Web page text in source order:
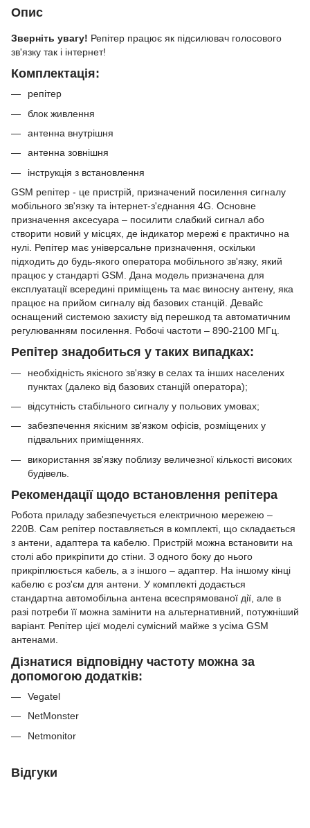
Опис
Зверніть увагу! Репітер працює як підсилювач голосового
зв'язку так і інтернет!
Комплектація:
репітер
блок живлення
антенна внутрішня
антенна зовнішня
інструкція з встановлення
GSM репітер - це пристрій, призначений посилення сигналу
мобільного зв'язку та інтернет-з'єднання 4G. Основне
призначення аксесуара – посилити слабкий сигнал або
створити новий у місцях, де індикатор мережі є практично на
нулі. Репітер має універсальне призначення, оскільки
підходить до будь-якого оператора мобільного зв'язку, який
працює у стандарті GSM. Дана модель призначена для
експлуатації всередині приміщень та має виносну антену, яка
працює на прийом сигналу від базових станцій. Девайс
оснащений системою захисту від перешкод та автоматичним
регулюванням посилення. Робочі частоти – 890-2100 МГц.
Репітер знадобиться у таких випадках:
необхідність якісного зв'язку в селах та інших населених
пунктах (далеко від базових станцій оператора);
відсутність стабільного сигналу у польових умовах;
забезпечення якісним зв'язком офісів, розміщених у
підвальних приміщеннях.
використання зв'язку поблизу величезної кількості високих
будівель.
Рекомендації щодо встановлення репітера
Робота приладу забезпечується електричною мережею –
220В. Сам репітер поставляється в комплекті, що складається
з антени, адаптера та кабелю. Пристрій можна встановити на
столі або прикріпити до стіни. З одного боку до нього
прикріплюється кабель, а з іншого – адаптер. На іншому кінці
кабелю є роз'єм для антени. У комплекті додається
стандартна автомобільна антена всеспрямованої дії, але в
разі потреби її можна замінити на альтернативний, потужніший
варіант. Репітер цієї моделі сумісний майже з усіма GSM
антенами.
Дізнатися відповідну частоту можна за
допомогою додатків:
Vegatel
NetMonster
Netmonitor
Відгуки